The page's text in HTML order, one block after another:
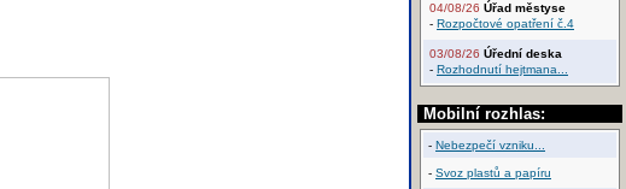
04/08/26 Úřad městyse
- Rozpočtové opatření č.4
03/08/26 Úřední deska
- Rozhodnutí hejtmana...
Mobilní rozhlas:
- Nebezpečí vzniku...
- Svoz plastů a papíru